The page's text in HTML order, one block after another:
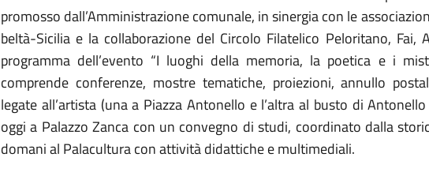
promosso dall’Amministrazione comunale, in sinergia con le
beltà-Sicilia e la collaborazione del Circolo Filatelico Peloritano, Fai,
programma dell’evento “I luoghi della memoria, la poetica e i
comprende conferenze, mostre tematiche, proiezioni, annullo
legate all’artista (una a Piazza Antonello e l’altra al busto di
oggi a Palazzo Zanca con un convegno di studi, coordinato dalla
domani al Palacultura con attività didattiche e multimediali.